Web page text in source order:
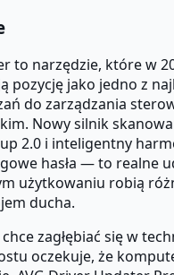
to narzędzie, które w
pozycję jako jedno z
do zarządzania
Nowy silnik
2.0 i inteligentny
hasła — to realne
użytkowaniu robią
ducha.
zagłębiać się w
oczekuje, że